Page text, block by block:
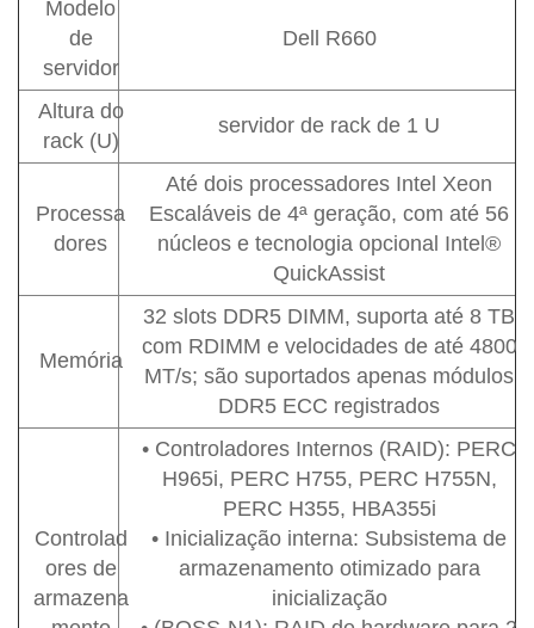
Modelo
de
servidor
Dell R660
Altura do
rack (U)
servidor de rack de 1 U
Processa
dores
Até dois processadores Intel Xeon
Escaláveis de 4ª geração, com até 56
núcleos e tecnologia opcional Intel®
QuickAssist
Memória
32 slots DDR5 DIMM, suporta até 8 TB
com RDIMM e velocidades de até 4800
MT/s; são suportados apenas módulos
DDR5 ECC registrados
Controlad
ores de
armazena
• Controladores Internos (RAID): PERC
H965i, PERC H755, PERC H755N,
PERC H355, HBA355i
• Inicialização interna: Subsistema de
armazenamento otimizado para
inicialização